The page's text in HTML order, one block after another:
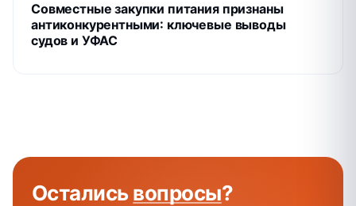
Совместные закупки питания признаны
антиконкурентными: ключевые выводы
судов и УФАС
Осталисьвопросы?